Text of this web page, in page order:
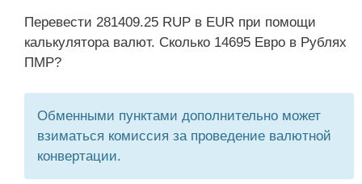
Перевести 281409.25 RUP в EUR при помощи
калькулятора валют. Сколько 14695 Евро в Рублях
ПМР?
Обменными пунктами дополнительно может
взиматься комиссия за проведение валютной
конвертации.